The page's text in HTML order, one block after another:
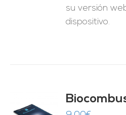
su versión
dispositivo.